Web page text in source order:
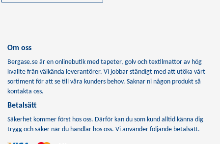
Om oss
Bergase.se är en onlinebutik med tapeter, golv och textilmattor av hög
kvalite från välkända leverantörer. Vi jobbar ständigt med att utöka vårt
sortiment för att se till våra kunders behov. Saknar ni någon produkt så
kontakta oss.
Betalsätt
Säkerhet kommer först hos oss. Därför kan du som kund alltid känna dig
trygg och säker när du handlar hos oss. Vi använder följande betalsätt.